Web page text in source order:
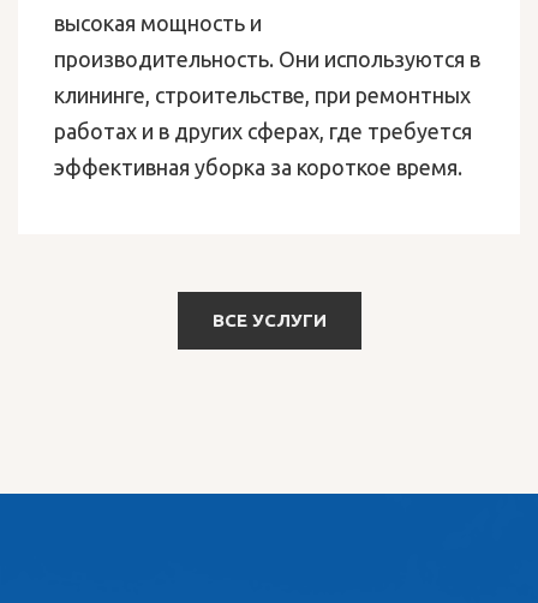
высокая мощность и
производительность. Они используются в
клининге, строительстве, при ремонтных
работах и в других сферах, где требуется
эффективная уборка за короткое время.
ВСЕ УСЛУГИ